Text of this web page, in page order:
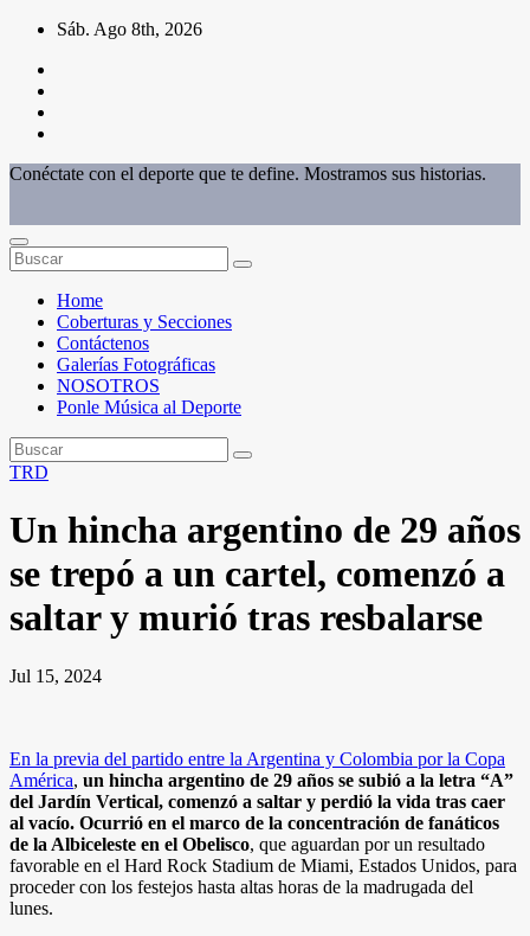
Saltar
contenido
Sáb. Ago 8th, 2026
Conéctate con el deporte que te define. Mostramos sus historias.
Home
Coberturas y Secciones
Contáctenos
Galerías Fotográficas
NOSOTROS
Ponle Música al Deporte
TRD
Un hincha argentino de 29 años
se trepó a un cartel, comenzó a
saltar y murió tras resbalarse
Jul 15, 2024
En la previa del partido entre la Argentina y Colombia por la Copa
América, un hincha argentino de 29 años se subió a la letra “A”
del Jardín Vertical, comenzó a saltar y perdió la vida tras caer
al vacío. Ocurrió en el marco de la concentración de fanáticos
de la Albiceleste en el Obelisco, que aguardan por un resultado
favorable en el Hard Rock Stadium de Miami, Estados Unidos, para
proceder con los festejos hasta altas horas de la madrugada del
lunes.